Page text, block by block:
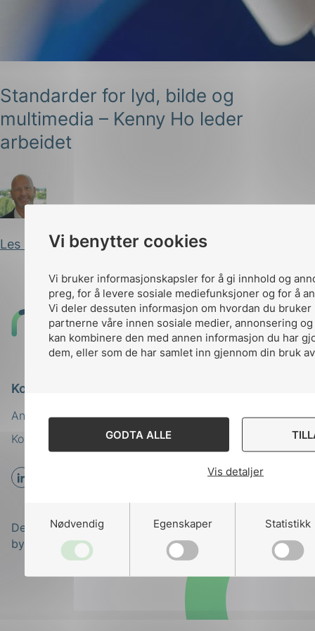
Vi benytter cookies
Vi bruker informasjonskapsler for å gi innhold og
preg, for å levere sosiale mediefunksjoner og for å
Vi deler dessuten informasjon om hvordan du
partnerne våre innen sosiale medier, annonsering
kan kombinere den med annen informasjon du har
dem, eller som de har samlet inn gjennom din bruk
GODTA ALLE
Vis detaljer
Nødvendig Egenskaper Statistikk
Standarder for lyd, bilde og
multimedia – Kenny Ho leder
arbeidet
Les innlegg
Kontakt oss
Ansatte
nek@nek.no
Kontakt
Bruk av Cookies
Designed and developed
by
Stem Agency
Til
toppen